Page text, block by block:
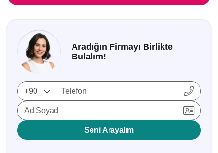
Aradığın Firmayı Birlikte
Bulalım!
Ad Soyad
Seni Arayalım